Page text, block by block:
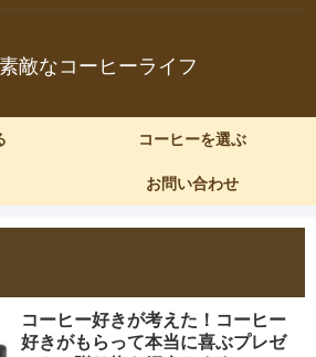
敵なコーヒーライフ
コーヒーを選ぶ
お問い合わせ
コーヒー好きが考えた！コーヒー
好きがもらって本当に喜ぶプレゼ